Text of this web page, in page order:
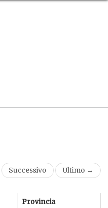
Successivo Ultimo →
Provincia